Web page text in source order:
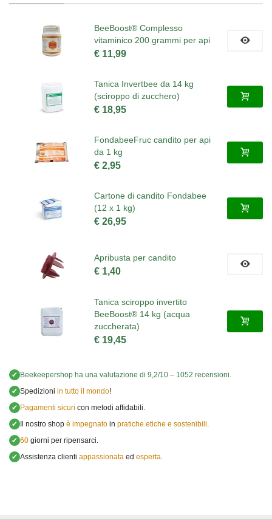
BeeBoost® Complesso
vitaminico 200 grammi per api
€ 11,99
Tanica Invertbee da 14 kg
(sciroppo di zucchero)
€ 18,95
FondabeeFruc candito per api
da 1 kg
€ 2,95
Cartone di candito Fondabee
(12 x 1 kg)
€ 26,95
Apribusta per candito
€ 1,40
Tanica sciroppo invertito
BeeBoost® 14 kg (acqua
zuccherata)
€ 19,45
✔ Beekeepershop ha una valutazione di 9,2/10 – 1052 recensioni.
✔ Spedizioni in tutto il mondo!
✔ Pagamenti sicuri con metodi affidabili.
✔
Il nostro shop è impegnato in pratiche etiche e sostenibili.
✔ 60 giorni per ripensarci.
✔ Assistenza clienti appassionata ed esperta.